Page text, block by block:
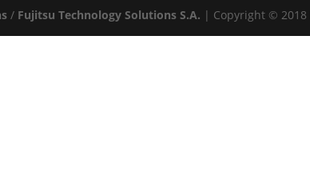
/ Fujitsu Technology Solutions S.A. | Copyright © 2018